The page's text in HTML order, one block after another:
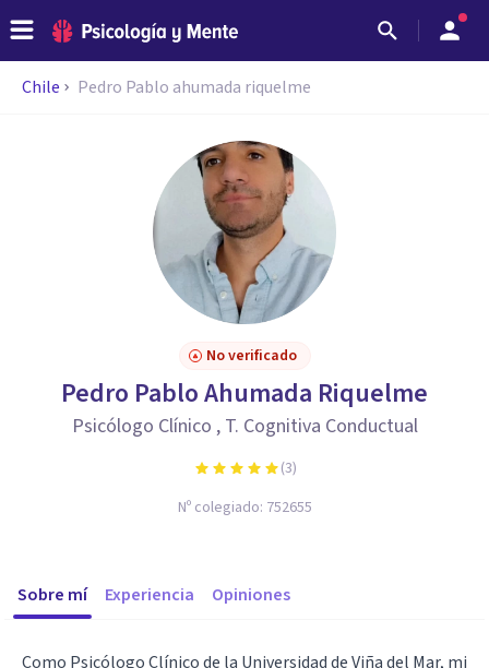
Chile Pedro Pablo ahumada riquelme
No verificado
Pedro Pablo Ahumada Riquelme
Psicólogo Clínico , T. Cognitiva Conductual
(3)
Nº colegiado: 752655
Sobre mí Experiencia Opiniones
Como Psicólogo Clínico de la Universidad de Viña del Mar, mi